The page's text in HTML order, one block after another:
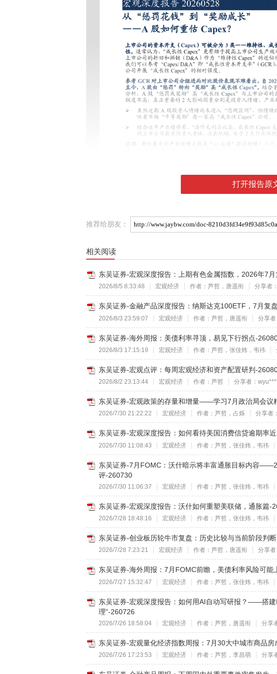
打开报告原
推荐给朋友：
相关阅读
东吴证券-宏观深度报告：上期有色金属指数，2026年7
2026/8/5 8:33:48 宏观经济 作者：芦哲，唐遥衔 分享者
东吴证券-金融产品深度报告：纳斯达克100ETF，7月复
2026/8/3 23:59:07 宏观经济 作者：芦哲，唐遥衔 分享
东吴证券-海外周报：美债利率寻顶，易见下行拐点-
2026/8/3 17:15:19 宏观经济 作者：芦哲，张佳炜，韦祎
东吴证券-宏观点评：每周宏观经济和资产配置研判-
2026/8/2 23:13:44 宏观经济 作者：芦哲 分享者：
东吴证券-宏观政策的存量和增量——学习7月政治局会议
2026/7/30 21:22:22 宏观经济 作者：芦哲，占烁 分享者
东吴证券-宏观深度报告：如何看待美国消费信贷逾期率
2026/7/30 11:08:43 宏观经济 作者：芦哲，张佳炜，韦祎
东吴证券-7月FOMC：沃什暗示将丰富通胀目标内容
评-260730
2026/7/30 11:06:37 宏观经济 作者：芦哲，张佳炜，韦祎
东吴证券-宏观深度报告：沃什如何重塑美联储，通胀篇-
2026/7/28 18:48:16 宏观经济 作者：芦哲，张佳炜，韦祎
东吴证券-创业板历轮牛市复盘：历史比较与当前阶段判
2026/7/28 7:23:21 宏观经济 作者：芦哲，唐遥衔 分享
东吴证券-海外周报：7月FOMC前瞻，美债利率风险可能
2026/7/27 15:32:47 宏观经济 作者：芦哲，张佳炜，韦祎
东吴证券-宏观深度报告：如何用AI自动写研报？——搭建
理”-260726
2026/7/26 18:58:04 宏观经济 作者：芦哲，唐遥衔 分享
东吴证券-宏观量化经济指数周报：7月30大中城市商品
2026/7/26 17:23:53 宏观经济 作者：芦哲，李昌萌 分享